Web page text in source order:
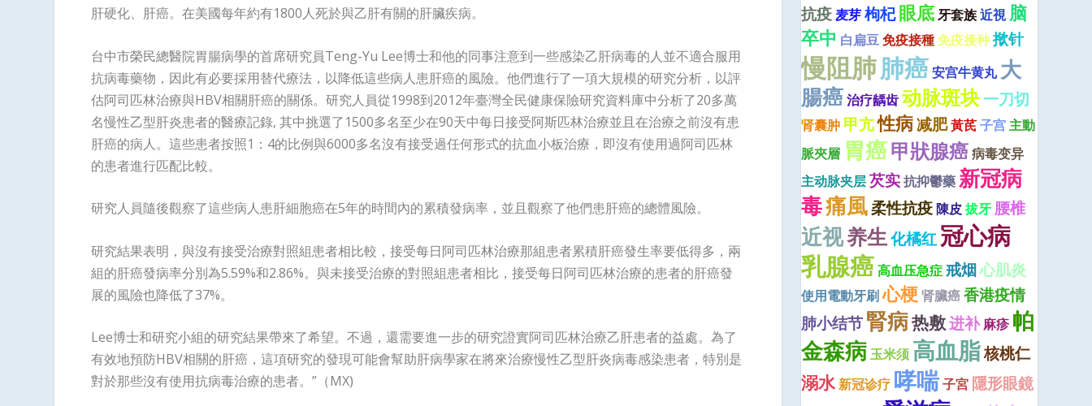
肝硬化、肝癌。在美國每年約有1800人死於與乙肝有關的肝臟疾病。
台中市榮民總醫院胃腸病學的首席研究員Teng-Yu Lee博士和他的同事注意到一些感染乙肝病毒的人並不適合服用
抗病毒藥物，因此有必要採用替代療法，以降低這些病人患肝癌的風險。他們進行了一項大規模的研究分析，以評
估阿司匹林治療與HBV相關肝癌的關係。研究人員從1998到2012年臺灣全民健康保險研究資料庫中分析了20多萬
名慢性乙型肝炎患者的醫療記錄, 其中挑選了1500多名至少在90天中每日接受阿斯匹林治療並且在治療之前沒有患
肝癌的病人。這些患者按照1：4的比例與6000多名沒有接受過任何形式的抗血小板治療，即沒有使用過阿司匹林
的患者進行匹配比較。
研究人員隨後觀察了這些病人患肝細胞癌在5年的時間內的累積發病率，並且觀察了他們患肝癌的總體風險。
研究結果表明，與沒有接受治療對照組患者相比較，接受每日阿司匹林治療那組患者累積肝癌發生率要低得多，兩
組的肝癌發病率分別為5.59%和2.86%。與未接受治療的對照組患者相比，接受每日阿司匹林治療的患者的肝癌發
展的風險也降低了37%。
Lee博士和研究小組的研究結果帶來了希望。不過，還需要進一步的研究證實阿司匹林治療乙肝患者的益處。為了
有效地預防HBV相關的肝癌，這項研究的發現可能會幫助肝病學家在將來治療慢性乙型肝炎病毒感染患者，特別是
對於那些沒有使用抗病毒治療的患者。”（MX)
抗疫麦芽枸杞眼底牙套族近視脑
卒中 白扁豆免疫接種免疫接种揿针
慢阻肺肺癌安宫牛黄丸大
腸癌治疗龋齿动脉斑块一刀切
肾囊肿 甲亢性病减肥黃芪子宫主動
脈夾層 胃癌甲狀腺癌病毒变异
主动脉夹层芡实抗抑鬱藥新冠病
毒痛風柔性抗疫陳皮拔牙腰椎
近视养生化橘红冠心病
乳腺癌高血压急症戒烟心肌炎
使用電動牙刷心梗肾臟癌香港疫情
肺小结节腎病热敷进补 麻疹 帕
金森病玉米须 高血脂核桃仁
溺水新冠诊疗 哮喘子宮 隱形眼鏡